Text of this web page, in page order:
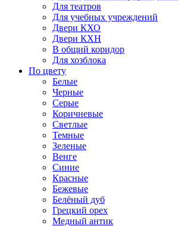
Для театров
Для учебных учреждений
Двери КХО
Двери КХН
В общий коридор
Для хозблока
По цвету
Белые
Черные
Серые
Коричневые
Светлые
Темные
Зеленые
Венге
Синие
Красные
Бежевые
Белёный дуб
Грецкий орех
Медный антик